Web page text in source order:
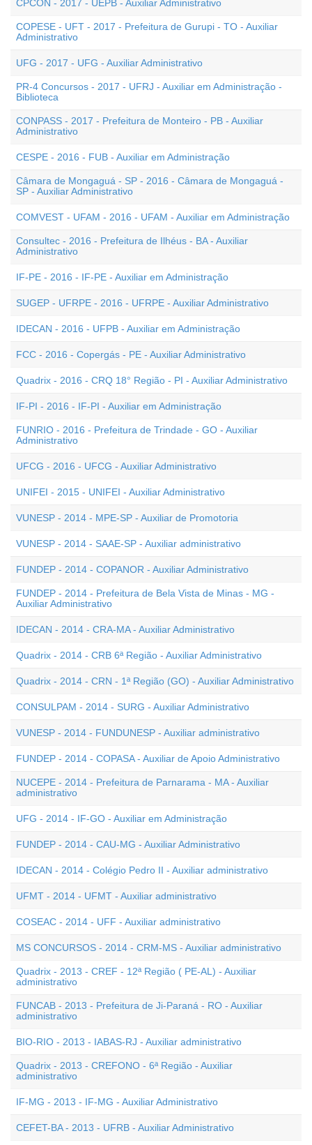
CPCON - 2017 - UEPB - Auxiliar Administrativo
COPESE - UFT - 2017 - Prefeitura de Gurupi - TO - Auxiliar
Administrativo
UFG - 2017 - UFG - Auxiliar Administrativo
PR-4 Concursos - 2017 - UFRJ - Auxiliar em Administração -
Biblioteca
CONPASS - 2017 - Prefeitura de Monteiro - PB - Auxiliar
Administrativo
CESPE - 2016 - FUB - Auxiliar em Administração
Câmara de Mongaguá - SP - 2016 - Câmara de Mongaguá -
SP - Auxiliar Administrativo
COMVEST - UFAM - 2016 - UFAM - Auxiliar em Administração
Consultec - 2016 - Prefeitura de Ilhéus - BA - Auxiliar
Administrativo
IF-PE - 2016 - IF-PE - Auxiliar em Administração
SUGEP - UFRPE - 2016 - UFRPE - Auxiliar Administrativo
IDECAN - 2016 - UFPB - Auxiliar em Administração
FCC - 2016 - Copergás - PE - Auxiliar Administrativo
Quadrix - 2016 - CRQ 18° Região - PI - Auxiliar Administrativo
IF-PI - 2016 - IF-PI - Auxiliar em Administração
FUNRIO - 2016 - Prefeitura de Trindade - GO - Auxiliar
Administrativo
UFCG - 2016 - UFCG - Auxiliar Administrativo
UNIFEI - 2015 - UNIFEI - Auxiliar Administrativo
VUNESP - 2014 - MPE-SP - Auxiliar de Promotoria
VUNESP - 2014 - SAAE-SP - Auxiliar administrativo
FUNDEP - 2014 - COPANOR - Auxiliar Administrativo
FUNDEP - 2014 - Prefeitura de Bela Vista de Minas - MG -
Auxiliar Administrativo
IDECAN - 2014 - CRA-MA - Auxiliar Administrativo
Quadrix - 2014 - CRB 6ª Região - Auxiliar Administrativo
Quadrix - 2014 - CRN - 1ª Região (GO) - Auxiliar Administrativo
CONSULPAM - 2014 - SURG - Auxiliar Administrativo
VUNESP - 2014 - FUNDUNESP - Auxiliar administrativo
FUNDEP - 2014 - COPASA - Auxiliar de Apoio Administrativo
NUCEPE - 2014 - Prefeitura de Parnarama - MA - Auxiliar
administrativo
UFG - 2014 - IF-GO - Auxiliar em Administração
FUNDEP - 2014 - CAU-MG - Auxiliar Administrativo
IDECAN - 2014 - Colégio Pedro II - Auxiliar administrativo
UFMT - 2014 - UFMT - Auxiliar administrativo
COSEAC - 2014 - UFF - Auxiliar administrativo
MS CONCURSOS - 2014 - CRM-MS - Auxiliar administrativo
Quadrix - 2013 - CREF - 12ª Região ( PE-AL) - Auxiliar
administrativo
FUNCAB - 2013 - Prefeitura de Ji-Paraná - RO - Auxiliar
administrativo
BIO-RIO - 2013 - IABAS-RJ - Auxiliar administrativo
Quadrix - 2013 - CREFONO - 6ª Região - Auxiliar
administrativo
IF-MG - 2013 - IF-MG - Auxiliar Administrativo
CEFET-BA - 2013 - UFRB - Auxiliar Administrativo